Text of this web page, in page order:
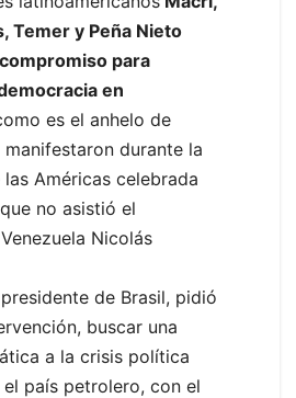
Temer y Peña Nieto
para
en
es el anhelo de
manifestaron durante la
Américas celebrada
no asistió el
Nicolás
de Brasil, pidió
buscar una
a la crisis política
país petrolero, con el